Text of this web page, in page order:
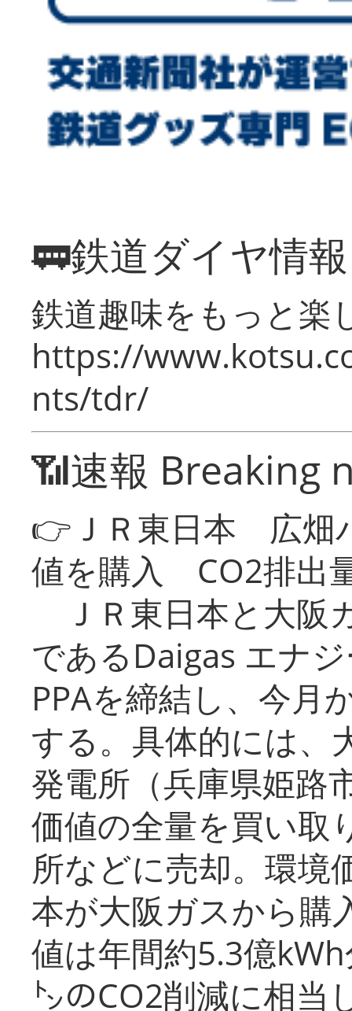
🚃鉄道ダイヤ情
鉄道趣味をもっと楽
https://
nts/tdr/
📶速報 Breaking
👉ＪＲ東日本 広畑
値を購入 CO2排出
ＪＲ東日本と大阪
であるDaigas エナ
PPAを締結し、今月
する。具体的には、
発電所（兵庫県姫路
価値の全量を買い取
所などに売却。環境
本が大阪ガスから購
値は年間約5.3億
㌧のCO2削減に相当